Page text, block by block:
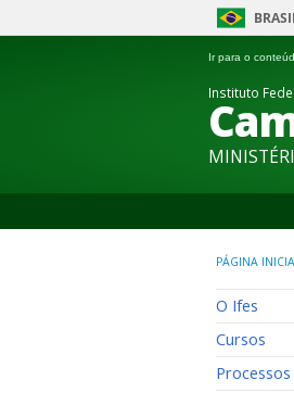
Ir para o
Instituto
PÁGINA
O Ifes
Cursos